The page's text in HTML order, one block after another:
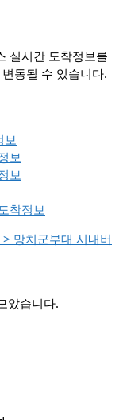
실시간 도착정보를
동될 수 있습니다.
보
보
보
착정보
> 망치군부대 시내버
았습니다.